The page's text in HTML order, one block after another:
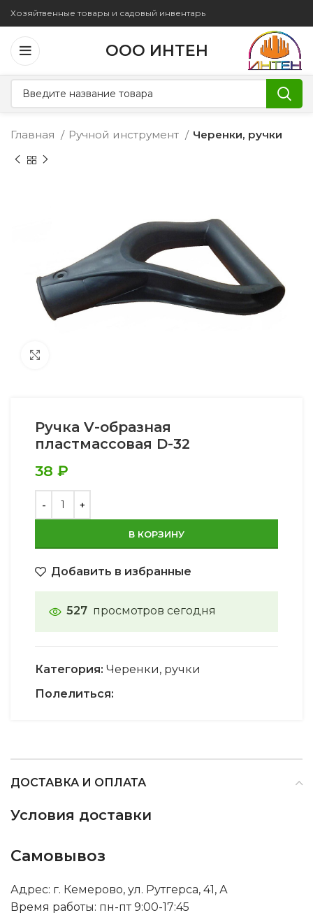
Хозяйтвенные товары и садовый инвентарь
ООО ИНТЕН
Главная Ручной инструмент Черенки, ручки
Ручка V-образная
пластмассовая D-32
38 ₽
В КОРЗИНУ
Добавить в избранные
527 просмотров сегодня
Категория: Черенки, ручки
Полелиться:
ДОСТАВКА И ОПЛАТА
Условия доставки
Самовывоз
Адрес: г. Кемерово, ул. Рутгерса, 41, А
Время работы: пн-пт 9:00-17:45